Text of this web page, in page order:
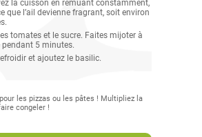
la cuisson en remuant constamment,
que l’ail devienne fragrant, soit environ
tomates et le sucre. Faites mijoter à
pendant 5 minutes.
et ajoutez le basilic.
les pizzas ou les pâtes ! Multipliez la
congeler !